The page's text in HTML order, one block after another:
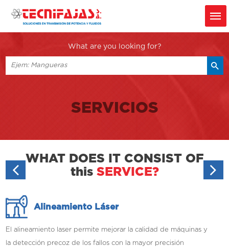
What are you looking for?
SERVICIOS
WHAT DOES IT CONSIST OF
this SERVICE?
Alineamiento Láser
El alineamiento laser permite mejorar la calidad de máquinas y
la detección precoz de los fallos con la mayor precisión